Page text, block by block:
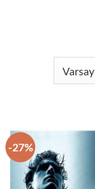
-27%